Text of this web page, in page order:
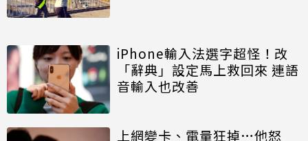
iPhone輸入法選字超怪！改
「辭典」設定馬上救回來 連語
音輸入也改善
上網變卡、電量狂掉…他怒